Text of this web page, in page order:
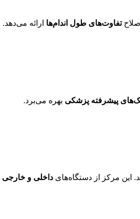
تفاوت‌های طول اندام‌ها ارائه می‌دهد.
پیشرفته پزشکی بهره می‌برد.
این مرکز از دستگاه‌های داخلی و خارجی